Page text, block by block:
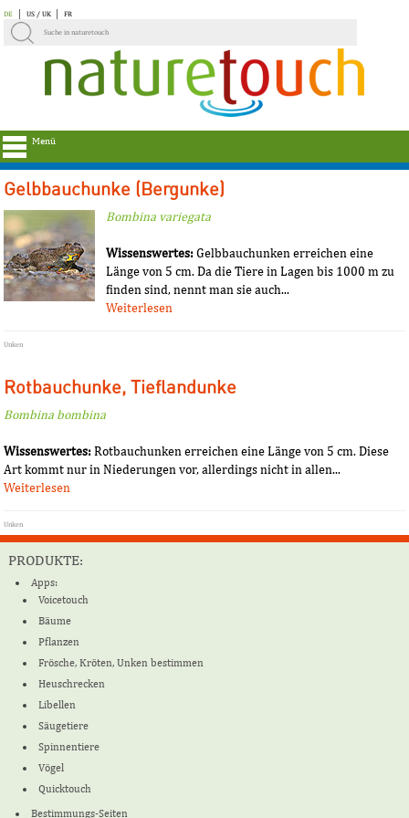
DE US / UK FR
Menü
Gelbbauchunke (Bergunke)
Bombina variegata
Wissenswertes:Gelbbauchunken erreichen eine
Länge von 5 cm. Da die Tiere in Lagen bis 1000 m zu
finden sind, nennt man sie auch...
Weiterlesen
Unken
Rotbauchunke, Tieflandunke
Bombina bombina
Wissenswertes:Rotbauchunken erreichen eine Länge von 5 cm. Diese
Art kommt nur in Niederungen vor, allerdings nicht in allen...
Weiterlesen
Unken
PRODUKTE:
Apps:
Voicetouch
Bäume
Pflanzen
Frösche, Kröten, Unken bestimmen
Heuschrecken
Libellen
Säugetiere
Spinnentiere
Vögel
Quicktouch
Bestimmungs-Seiten